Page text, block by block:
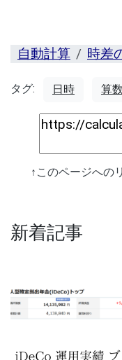
自動計算 時差
タグ: 日時 算数
↑このページへの
新着記事